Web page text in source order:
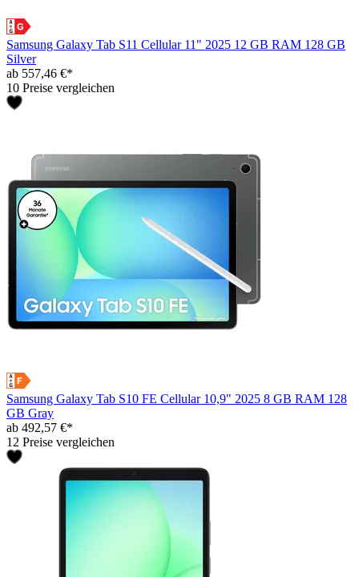
Samsung Galaxy Tab S11 Cellular 11" 2025 12 GB RAM 128 GB
Silver
ab 557,46 €*
10 Preise vergleichen
Samsung Galaxy Tab S10 FE Cellular 10,9" 2025 8 GB RAM 128
GB Gray
ab 492,57 €*
12 Preise vergleichen